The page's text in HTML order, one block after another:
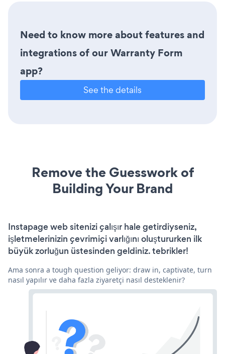
Need to know more about features and
integrations of our Warranty Form
app?
See the details
Remove the Guesswork of
Building Your Brand
Instapage web sitenizi çalışır hale getirdiyseniz,
işletmelerinizin çevrimiçi varlığını oluştururken ilk
büyük zorluğun üstesinden geldiniz. tebrikler!
Ama sonra a tough question geliyor: draw in, captivate, turn
nasıl yapılır ve daha fazla ziyaretçi nasıl desteklenir?